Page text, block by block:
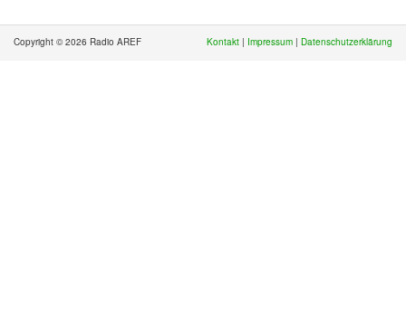
Copyright © 2026 Radio AREF Kontakt | Impressum | Datenschutzerklärung